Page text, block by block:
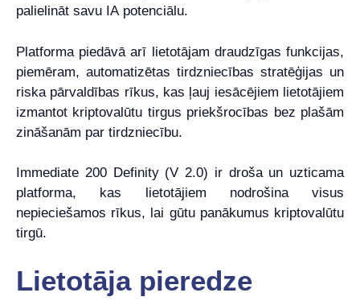
palielināt savu IA potenciālu.
Platforma piedāvā arī lietotājam draudzīgas funkcijas,
piemēram, automatizētas tirdzniecības stratēģijas un
riska pārvaldības rīkus, kas ļauj iesācējiem lietotājiem
izmantot kriptovalūtu tirgus priekšrocības bez plašām
zināšanām par tirdzniecību.
Immediate 200 Definity (V 2.0) ir droša un uzticama
platforma, kas lietotājiem nodrošina visus
nepieciešamos rīkus, lai gūtu panākumus kriptovalūtu
tirgū.
Lietotāja pieredze